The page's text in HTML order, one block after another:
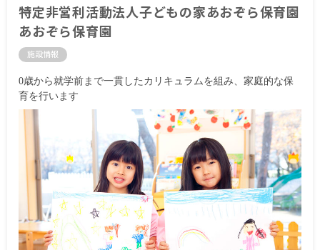
特定非営利活動法人子どもの家あおぞら保育園
あおぞら保育園
施設情報
0歳から就学前まで一貫したカリキュラムを組み、家庭的な保
育を行います